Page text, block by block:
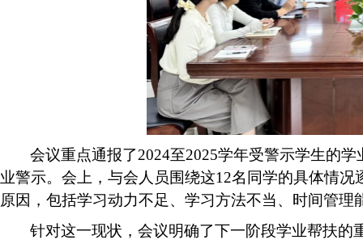
会议重点通报了2024至2025学年受警示学生的
业警示。会上，与会人员围绕这12名同学的具体情
原因，包括学习动力不足、学习方法不当、时间管
针对这一现状，会议明确了下一阶段学业帮扶